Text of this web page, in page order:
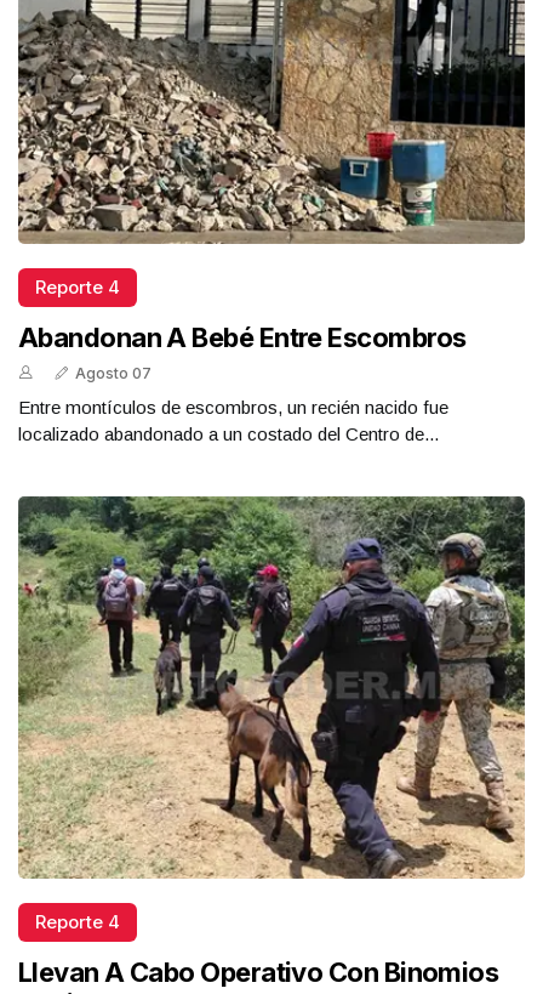
Reporte 4
Abandonan A Bebé Entre Escombros
Agosto 07
Entre montículos de escombros, un recién nacido fue
localizado abandonado a un costado del Centro de...
Reporte 4
Llevan A Cabo Operativo Con Binomios